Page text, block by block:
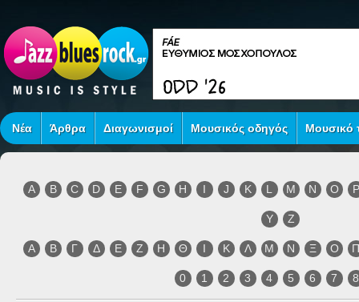
Νέα Άρθρα Διαγωνισμοί Μουσικός οδηγός Μουσικό
A B C D E F G H I J K L M N O P
Y Z
Α Β Γ Δ Ε Ζ Η Θ Ι Κ Λ Μ Ν Ξ Ο
0 1 2 3 4 5 6 7 8